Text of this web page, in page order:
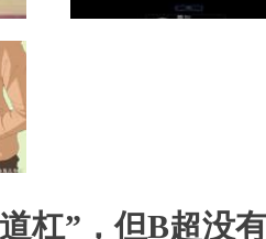
杠”，但B超没